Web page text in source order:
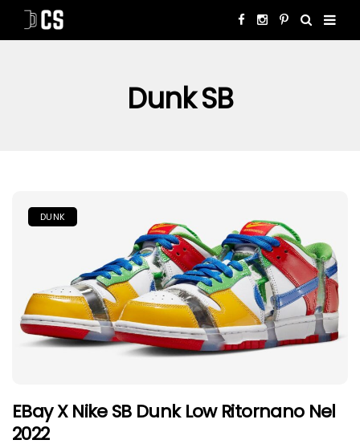
Dunk SB
DUNK
EBay X Nike SB Dunk Low Ritornano Nel
2022